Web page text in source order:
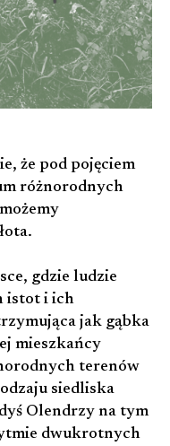
że pod pojęciem
różnorodnych
gdzie ludzie
istot i ich
jak gąbka
mieszkańcy
terenów
siedliska
Olendrzy na tym
dwukrotnych